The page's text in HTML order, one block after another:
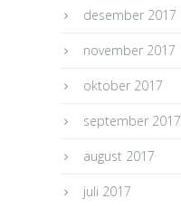
desember 2017
november 2017
oktober 2017
september 2017
august 2017
juli 2017